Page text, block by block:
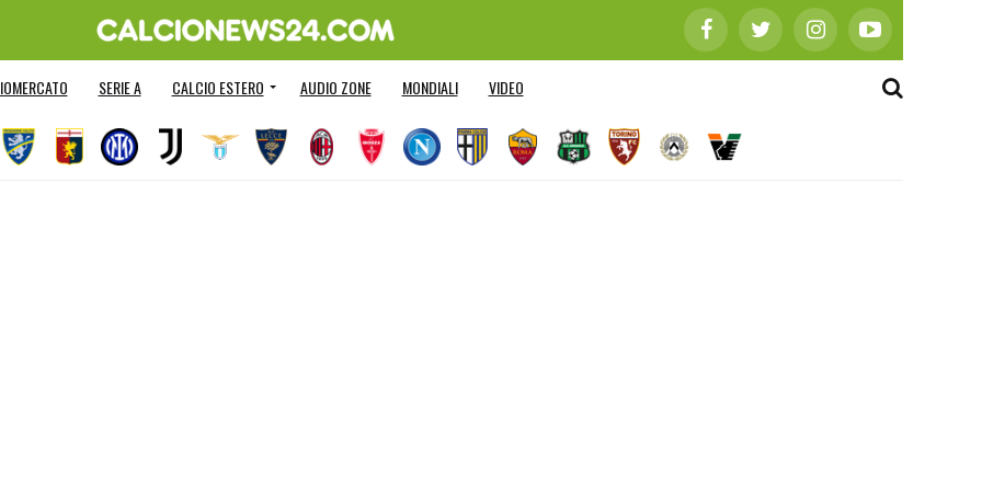
SERIE A CALCIO ESTERO AUDIO ZONE MONDIALI VIDEO